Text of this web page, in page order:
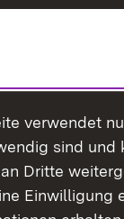
verwendet
sind und
Dritte
Einwilligung